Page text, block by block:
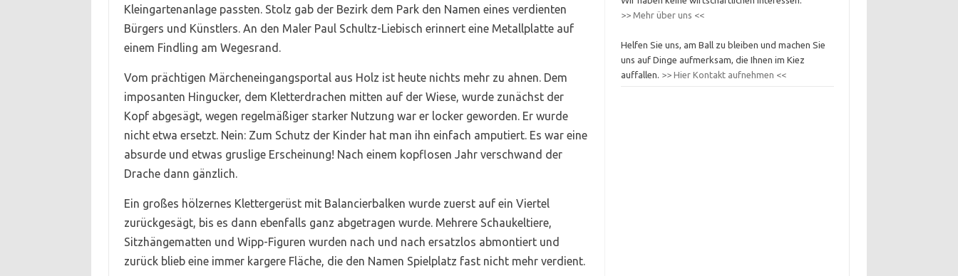
Kleingartenanlage passten. Stolz gab der Bezirk dem Park den Namen eines verdienten
Bürgers und Künstlers. An den Maler Paul Schultz-Liebisch erinnert eine Metallplatte auf
einem Findling am Wegesrand.
Vom prächtigen Märcheneingangsportal aus Holz ist heute nichts mehr zu ahnen. Dem
imposanten Hingucker, dem Kletterdrachen mitten auf der Wiese, wurde zunächst der
Kopf abgesägt, wegen regelmäßiger starker Nutzung war er locker geworden. Er wurde
nicht etwa ersetzt. Nein: Zum Schutz der Kinder hat man ihn einfach amputiert. Es war eine
absurde und etwas gruslige Erscheinung! Nach einem kopflosen Jahr verschwand der
Drache dann gänzlich.
Ein großes hölzernes Klettergerüst mit Balancierbalken wurde zuerst auf ein Viertel
zurückgesägt, bis es dann ebenfalls ganz abgetragen wurde. Mehrere Schaukeltiere,
Sitzhängematten und Wipp-Figuren wurden nach und nach ersatzlos abmontiert und
zurück blieb eine immer kargere Fläche, die den Namen Spielplatz fast nicht mehr verdient.
>> Mehr über uns <<
Helfen Sie uns, am Ball zu bleiben und machen Sie
uns auf Dinge aufmerksam, die Ihnen im Kiez
auffallen. >> Hier Kontakt aufnehmen <<